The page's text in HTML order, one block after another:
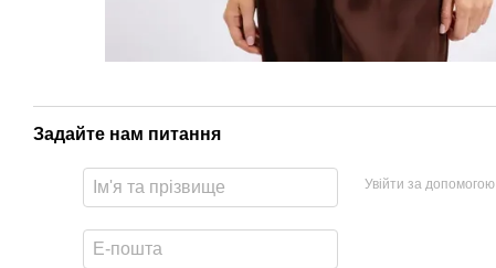
Задайте нам питання
Увійти за допомогою